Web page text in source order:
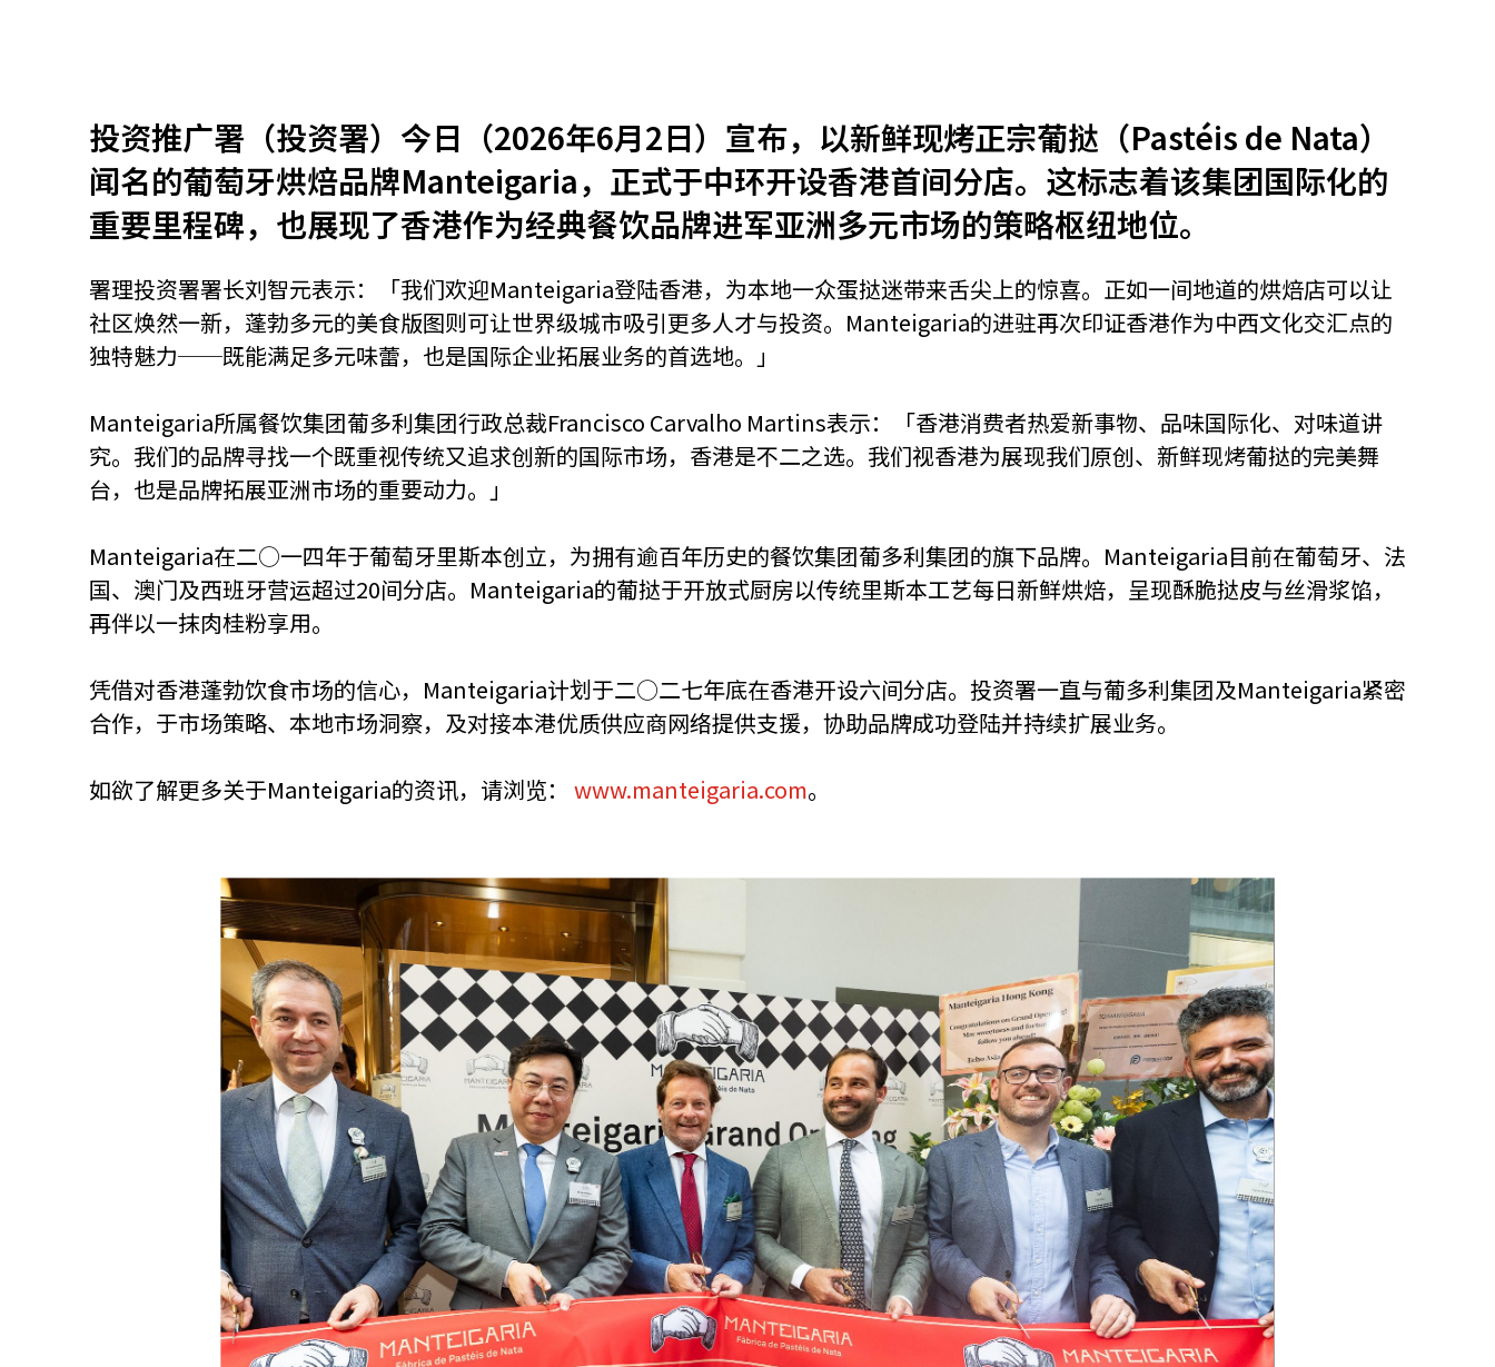
关联网站
香港家族办公室 香港金融科技 新资本投资者入境计划 StartmeupHK
投资推广署（投资署）今日（2026年6月2日）宣布，以新鲜现烤正宗葡挞（Pastéis de Nata）
闻名的葡萄牙烘焙品牌Manteigaria，正式于中环开设香港首间分店。这标志着该集团国际化的
重要里程碑，也展现了香港作为经典餐饮品牌进军亚洲多元市场的策略枢纽地位。
署理投资署署长刘智元表示：「我们欢迎Manteigaria登陆香港，为本地一众蛋挞迷带来舌尖上的惊喜。正如一间地道的烘焙店可以让
社区焕然一新，蓬勃多元的美食版图则可让世界级城市吸引更多人才与投资。Manteigaria的进驻再次印证香港作为中西文化交汇点的
独特魅力──既能满足多元味蕾，也是国际企业拓展业务的首选地。」
Manteigaria所属餐饮集团葡多利集团行政总裁Francisco Carvalho Martins表示：「香港消费者热爱新事物、品味国际化、对味道讲
究。我们的品牌寻找一个既重视传统又追求创新的国际市场，香港是不二之选。我们视香港为展现我们原创、新鲜现烤葡挞的完美舞
台，也是品牌拓展亚洲市场的重要动力。」
Manteigaria在二○一四年于葡萄牙里斯本创立，为拥有逾百年历史的餐饮集团葡多利集团的旗下品牌。Manteigaria目前在葡萄牙、法
国、澳门及西班牙营运超过20间分店。Manteigaria的葡挞于开放式厨房以传统里斯本工艺每日新鲜烘焙，呈现酥脆挞皮与丝滑浆馅，
再伴以一抹肉桂粉享用。
凭借对香港蓬勃饮食市场的信心，Manteigaria计划于二○二七年底在香港开设六间分店。投资署一直与葡多利集团及Manteigaria紧密
合作，于市场策略、本地市场洞察，及对接本港优质供应商网络提供支援，协助品牌成功登陆并持续扩展业务。
如欲了解更多关于Manteigaria的资讯，请浏览： www.manteigaria.com。